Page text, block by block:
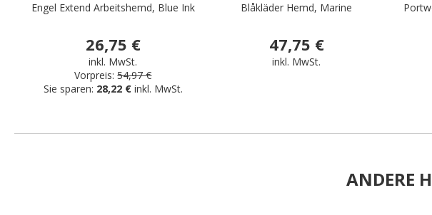
Engel Extend Arbeitshemd, Blue Ink
26,75 €
inkl. MwSt.
Vorpreis: 54,97 €
Sie sparen: 28,22 € inkl. MwSt.
Blåkläder Hemd, Marine
47,75 €
inkl. MwSt.
ANDERE